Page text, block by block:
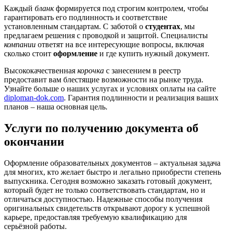
Каждый бланкформируется под строгим контролем, чтобы
гарантировать его подлинность и соответствие
установленным стандартам. С заботой о студентах, мы
предлагаем решения с проводкой и защитой. Специалисты
компании ответят на все интересующие вопросы, включая
сколько стоит оформление и где купить нужный документ.
Высококачественная корочка с занесением в реестр
предоставит вам блестящие возможности на рынке труда.
Узнайте больше о наших услугах и условиях оплаты на сайте
diploman-dok.com. Гарантия подлинности и реализация ваших
планов – наша основная цель.
Услуги по получению документа об
окончании
Оформление образовательных документов – актуальная задача
для многих, кто желает быстро и легально приобрести степень
выпускника. Сегодня возможно заказать готовый документ,
который будет не только соответствовать стандартам, но и
отличаться доступностью. Надежные способы получения
оригинальных свидетельств открывают дорогу к успешной
карьере, предоставляя требуемую квалификацию для
серьёзной работы.